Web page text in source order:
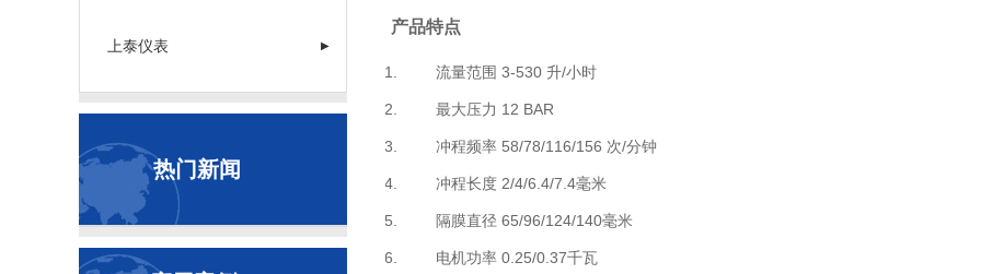
上泰仪表 ▶
热门新闻
产品特点
流量范围 3-530 升/小时
最大压力 12 BAR
冲程频率 58/78/116/156 次/分钟
冲程长度 2/4/6.4/7.4毫米
隔膜直径 65/96/124/140毫米
电机功率 0.25/0.37千瓦